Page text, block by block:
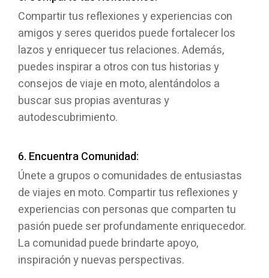
Compartir tus reflexiones y experiencias con
amigos y seres queridos puede fortalecer los
lazos y enriquecer tus relaciones. Además,
puedes inspirar a otros con tus historias y
consejos de viaje en moto, alentándolos a
buscar sus propias aventuras y
autodescubrimiento.
6. Encuentra Comunidad:
Únete a grupos o comunidades de entusiastas
de viajes en moto. Compartir tus reflexiones y
experiencias con personas que comparten tu
pasión puede ser profundamente enriquecedor.
La comunidad puede brindarte apoyo,
inspiración y nuevas perspectivas.